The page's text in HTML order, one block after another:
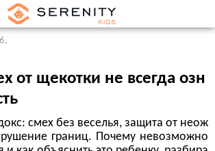
,
от щекотки не всегда озн
смех без веселья, защита от неож
границ. Почему невозможно